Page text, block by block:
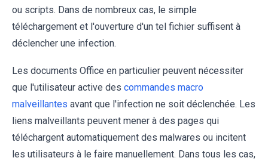
ou scripts. Dans de nombreux cas, le simple
téléchargement et l'ouverture d'un tel fichier suffisent à
déclencher une infection.
Les documents Office en particulier peuvent nécessiter
que l'utilisateur active des commandes macro
malveillantes avant que l'infection ne soit déclenchée. Les
liens malveillants peuvent mener à des pages qui
téléchargent automatiquement des malwares ou incitent
les utilisateurs à le faire manuellement. Dans tous les cas,